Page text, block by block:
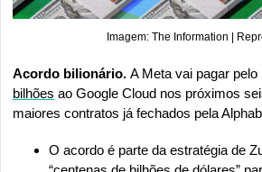
Imagem: The Information |
Acordo bilionário. A Meta vai pagar pelo
bilhões ao Google Cloud nos próximos
maiores contratos já fechados pela
O acordo é parte da estratégia de